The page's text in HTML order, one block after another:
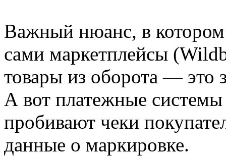
Важный нюанс, в
сами маркетплейсы
товары из оборота — это
А вот платежные
пробивают чеки
данные о маркировке.